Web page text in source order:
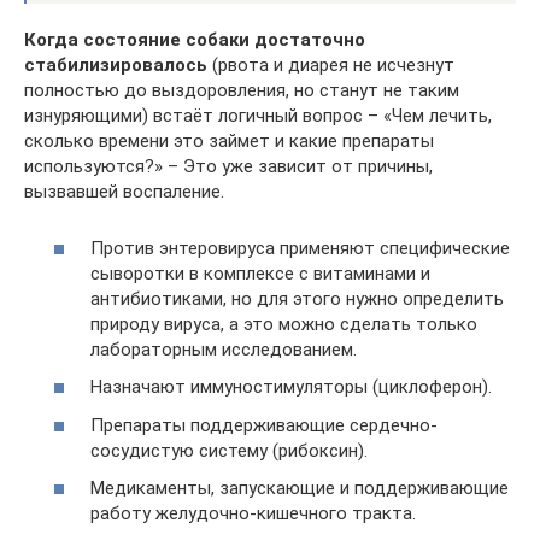
Когда состояние собаки достаточно
стабилизировалось (рвота и диарея не исчезнут
полностью до выздоровления, но станут не таким
изнуряющими) встаёт логичный вопрос – «Чем лечить,
сколько времени это займет и какие препараты
используются?» – Это уже зависит от причины,
вызвавшей воспаление.
Против энтеровируса применяют специфические
сыворотки в комплексе с витаминами и
антибиотиками, но для этого нужно определить
природу вируса, а это можно сделать только
лабораторным исследованием.
Назначают иммуностимуляторы (циклоферон).
Препараты поддерживающие сердечно-
сосудистую систему (рибоксин).
Медикаменты, запускающие и поддерживающие
работу желудочно-кишечного тракта.